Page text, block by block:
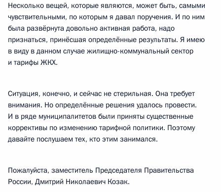
Несколько вещей, которые являются, может быть, самыми
чувствительными, по которым я давал поручения. И по ним
была развёрнута довольно активная работа, надо
признаться, принёсшая определённые результаты. Я имею
в виду в данном случае жилищно-коммунальный сектор
и тарифы ЖКХ.
Ситуация, конечно, и сейчас не стерильная. Она требует
внимания. Но определённые решения удалось провести.
И в ряде муниципалитетов были приняты существенные
коррективы по изменению тарифной политики. Поэтому
давайте послушаем тех, кто этим занимался.
Пожалуйста, заместитель Председателя Правительства
России, Дмитрий Николаевич Козак.